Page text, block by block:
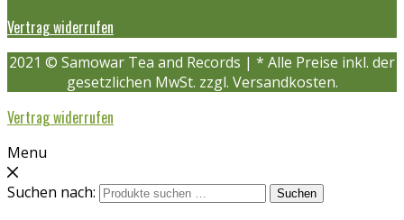
Vertrag widerrufen
2021 © Samowar Tea and Records | * Alle Preise inkl. der
gesetzlichen MwSt. zzgl. Versandkosten.
Vertrag widerrufen
Menu
Suchen nach:
Suchen